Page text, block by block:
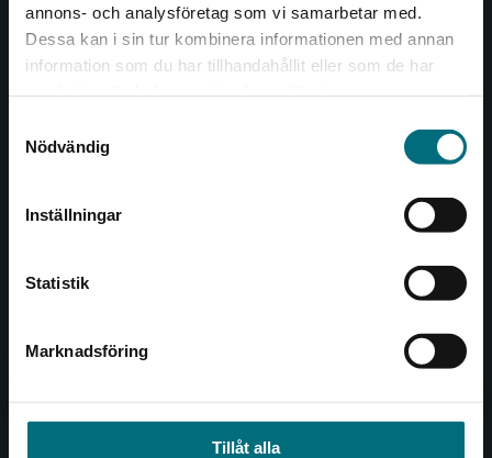
annons- och analysföretag som vi samarbetar med.
Dessa kan i sin tur kombinera informationen med annan
information som du har tillhandahållit eller som de har
Nödvändig
Inställningar
Statistik
Marknadsföring
Tillåt alla
Det verkar som att du besöker
Sverige. För att kunna slutföra ett köp måste
046-31 20 00
Box 141
Besöksadress:
Åkergränden 1
Kontakta kundservice
Köpvillkor